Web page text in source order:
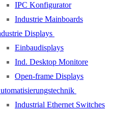
IPC Konfigurator
Industrie Mainboards
Displays
Einbaudisplays
Ind. Desktop Monitore
Open-frame Displays
Industrial Ethernet Switches